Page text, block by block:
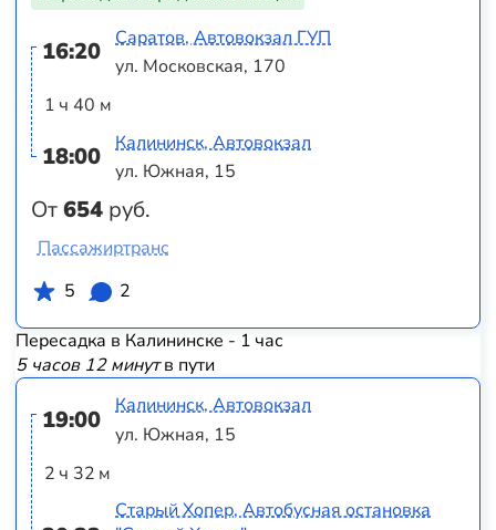
16:20
1 ч 40 м
18:00
От654 руб.
Саратов, Автовокзал ГУП
ул. Московская, 170
Калининск, Автовокзал
ул. Южная, 15
Пассажиртранс
5
2
Пересадка в Калининске - 1 час
5 часов 12 минутв пути
19:00
2 ч 32 м
Калининск, Автовокзал
ул. Южная, 15
Старый Хопер, Автобусная остановка